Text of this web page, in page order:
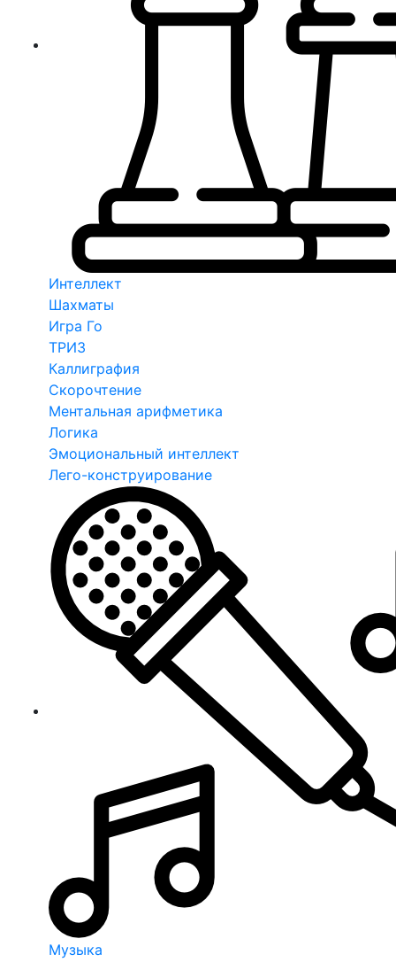
Интеллект
Шахматы
Игра Го
ТРИЗ
Каллиграфия
Скорочтение
Ментальная арифметика
Логика
Эмоциональный интеллект
Лего-конструирование
Музыка